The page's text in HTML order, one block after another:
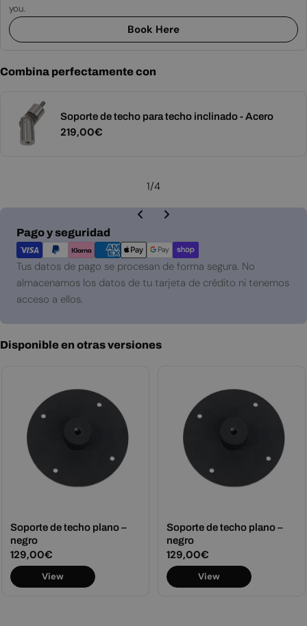
you.
Book Here
Combina perfectamente con
Soporte de techo para techo inclinado - Acero
Precio
219,00€
1/4
Pago y seguridad
Métodos
de
pago
Tus datos de pago se procesan de forma segura. No
almacenamos los datos de tu tarjeta de crédito ni tenemos
acceso a ellos.
Disponible en otras versiones
Soporte de techo plano –
negro
Precio
habitual
129,00€
View
Soporte de techo plano –
negro
Precio
habitual
129,00€
View